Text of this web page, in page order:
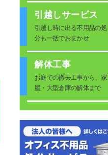
引越しサービス
引越し時に出る不用品の処
分も一括でおまかせ
解体工事
お庭での撤去工事から、家
屋・大型倉庫の解体まで